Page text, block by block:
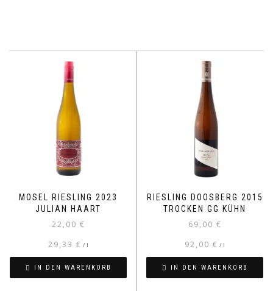
MOSEL RIESLING 2023
JULIAN HAART
22,00 €
29,33 € / l
IN DEN WARENKORB
RIESLING DOOSBERG 2015
TROCKEN GG KÜHN
69,00 €
92,00 € / l
IN DEN WARENKORB